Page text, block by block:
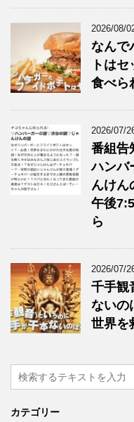
2026/08/
なんで
トは
食べら
2026/07/
番組告
ハン
んけん
午後
ら
2026/07/
千手観
ないの
世界を
カテゴリー